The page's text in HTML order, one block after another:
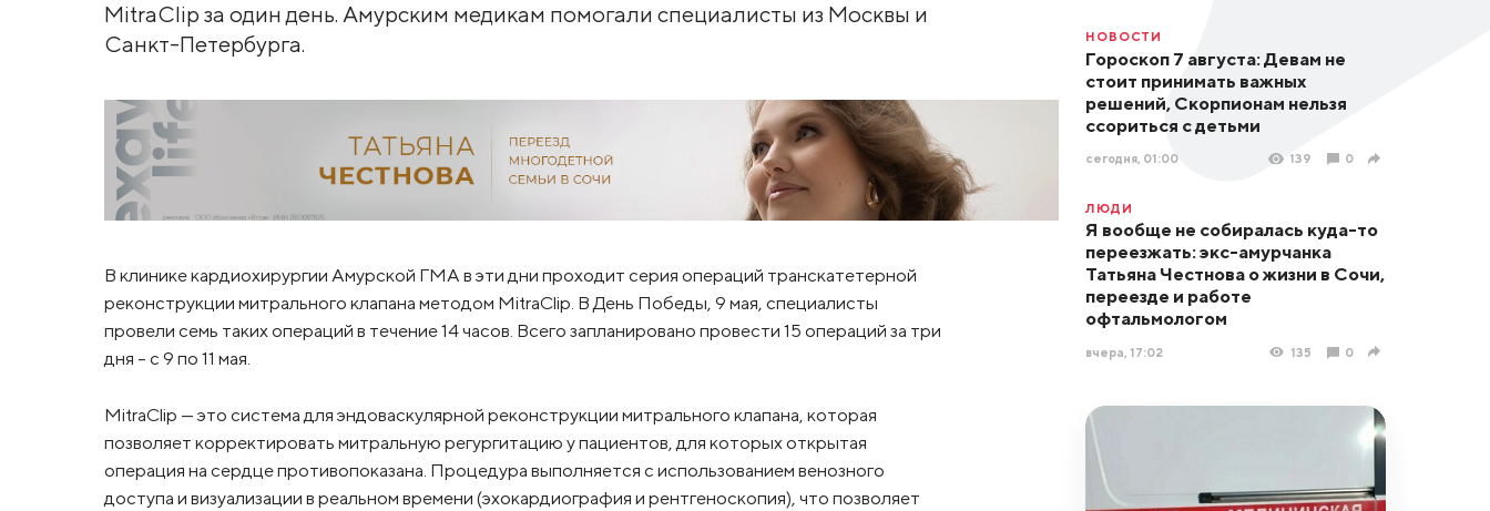
MitraClip за один день. Амурским медикам помогали специалисты из Москвы и
Санкт-Петербурга.
В клинике кардиохирургии Амурской ГМА в эти дни проходит серия операций транскатетерной
реконструкции митрального клапана методом MitraClip. В День Победы, 9 мая, специалисты
провели семь таких операций в течение 14 часов. Всего запланировано провести 15 операций за три
дня – с 9 по 11 мая.
MitraClip — это система для эндоваскулярной реконструкции митрального клапана, которая
позволяет корректировать митральную регургитацию у пациентов, для которых открытая
операция на сердце противопоказана. Процедура выполняется с использованием венозного
доступа и визуализации в реальном времени (эхокардиография и рентгеноскопия), что позволяет
НОВОСТИ
Гороскоп 7 августа: Девам не
стоит принимать важных
решений, Скорпионам нельзя
ссориться с детьми
сегодня, 01:00 139 0
ЛЮДИ
Я вообще не собиралась куда-то
переезжать: экс-амурчанка
Татьяна Честнова о жизни в Сочи,
переезде и работе
офтальмологом
вчера, 17:02 135 0